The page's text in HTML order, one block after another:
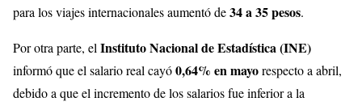
para los viajes internacionales aumentó de34 a 35 pesos.
Por otra parte, elInstituto Nacional de Estadística (INE)
informó que el salario real cayó0,64% en mayorespecto a abril,
debido a que el incremento de los salarios fue inferior a la